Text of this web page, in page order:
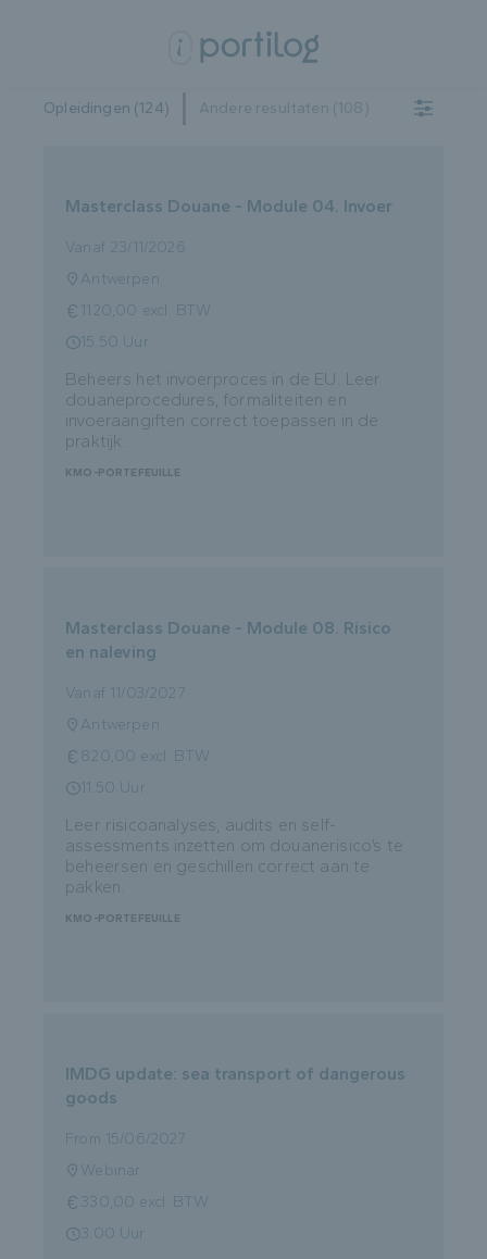
Opleidingen (124)
Masterclass Douane - Module 04. Invoer
Vanaf 23/11/2026
Antwerpen
1120,00 excl. BTW
15.50 Uur
Beheers het invoerproces in de EU. Leer
douaneprocedures, formaliteiten en
invoeraangiften correct toepassen in de
praktijk.
KMO-PORTEFEUILLE
Masterclass Douane - Module 08. Risico
en naleving
Vanaf 11/03/2027
Antwerpen
820,00 excl. BTW
11.50 Uur
Leer risicoanalyses, audits en self-
assessments inzetten om douanerisico’s te
beheersen en geschillen correct aan te
pakken.
KMO-PORTEFEUILLE
IMDG update: sea transport of dangerous
goods
From 15/06/2027
Webinar
330,00 excl. BTW
3.00 Uur